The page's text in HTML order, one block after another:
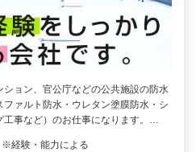
ション、官公庁などの公共施設の防水
ァルト防水・ウレタン塗膜防水・シ
工事など）のお仕事になります。…
経験・能力による